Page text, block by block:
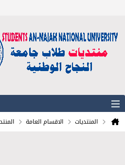
المنتديات الاقسام العامة